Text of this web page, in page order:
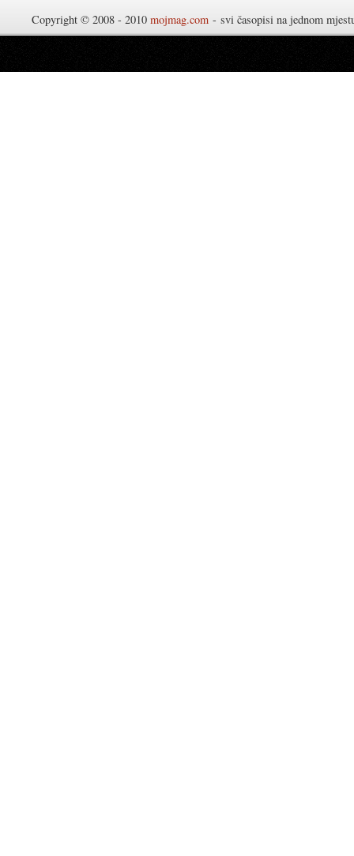
Copyright © 2008 - 2010 mojmag.com - svi časopisi na jednom